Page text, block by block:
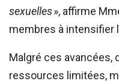
sexuelles», affirme
membres à intensifier
Malgré ces
ressources limitées,